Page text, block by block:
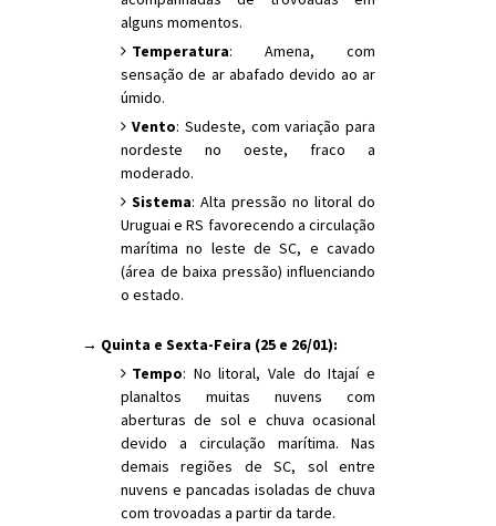
alguns momentos.
Temperatura: Amena, com
sensação de ar abafado devido ao ar
úmido.
Vento: Sudeste, com variação para
nordeste no oeste, fraco a
moderado.
Sistema: Alta pressão no litoral do
Uruguai e RS favorecendo a circulação
marítima no leste de SC, e cavado
(área de baixa pressão) influenciando
o estado.
→ Quinta e Sexta-Feira (25 e 26/01):
Tempo: No litoral, Vale do Itajaí e
planaltos muitas nuvens com
aberturas de sol e chuva ocasional
devido a circulação marítima. Nas
demais regiões de SC, sol entre
nuvens e pancadas isoladas de chuva
com trovoadas a partir da tarde.